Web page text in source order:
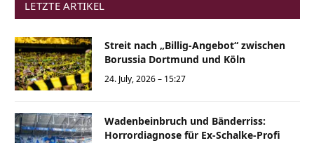
LETZTE ARTIKEL
Streit nach „Billig-Angebot“ zwischen
Borussia Dortmund und Köln
24. July, 2026 – 15:27
Wadenbeinbruch und Bänderriss:
Horrordiagnose für Ex-Schalke-Profi